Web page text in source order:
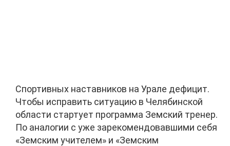
Cпортивных наставников на Урале дефицит.
Чтобы исправить ситуацию в Челябинской
области стартует программа Земский тренер.
По аналогии с уже зарекомендовавшими себя
«Земским учителем» и «Земским